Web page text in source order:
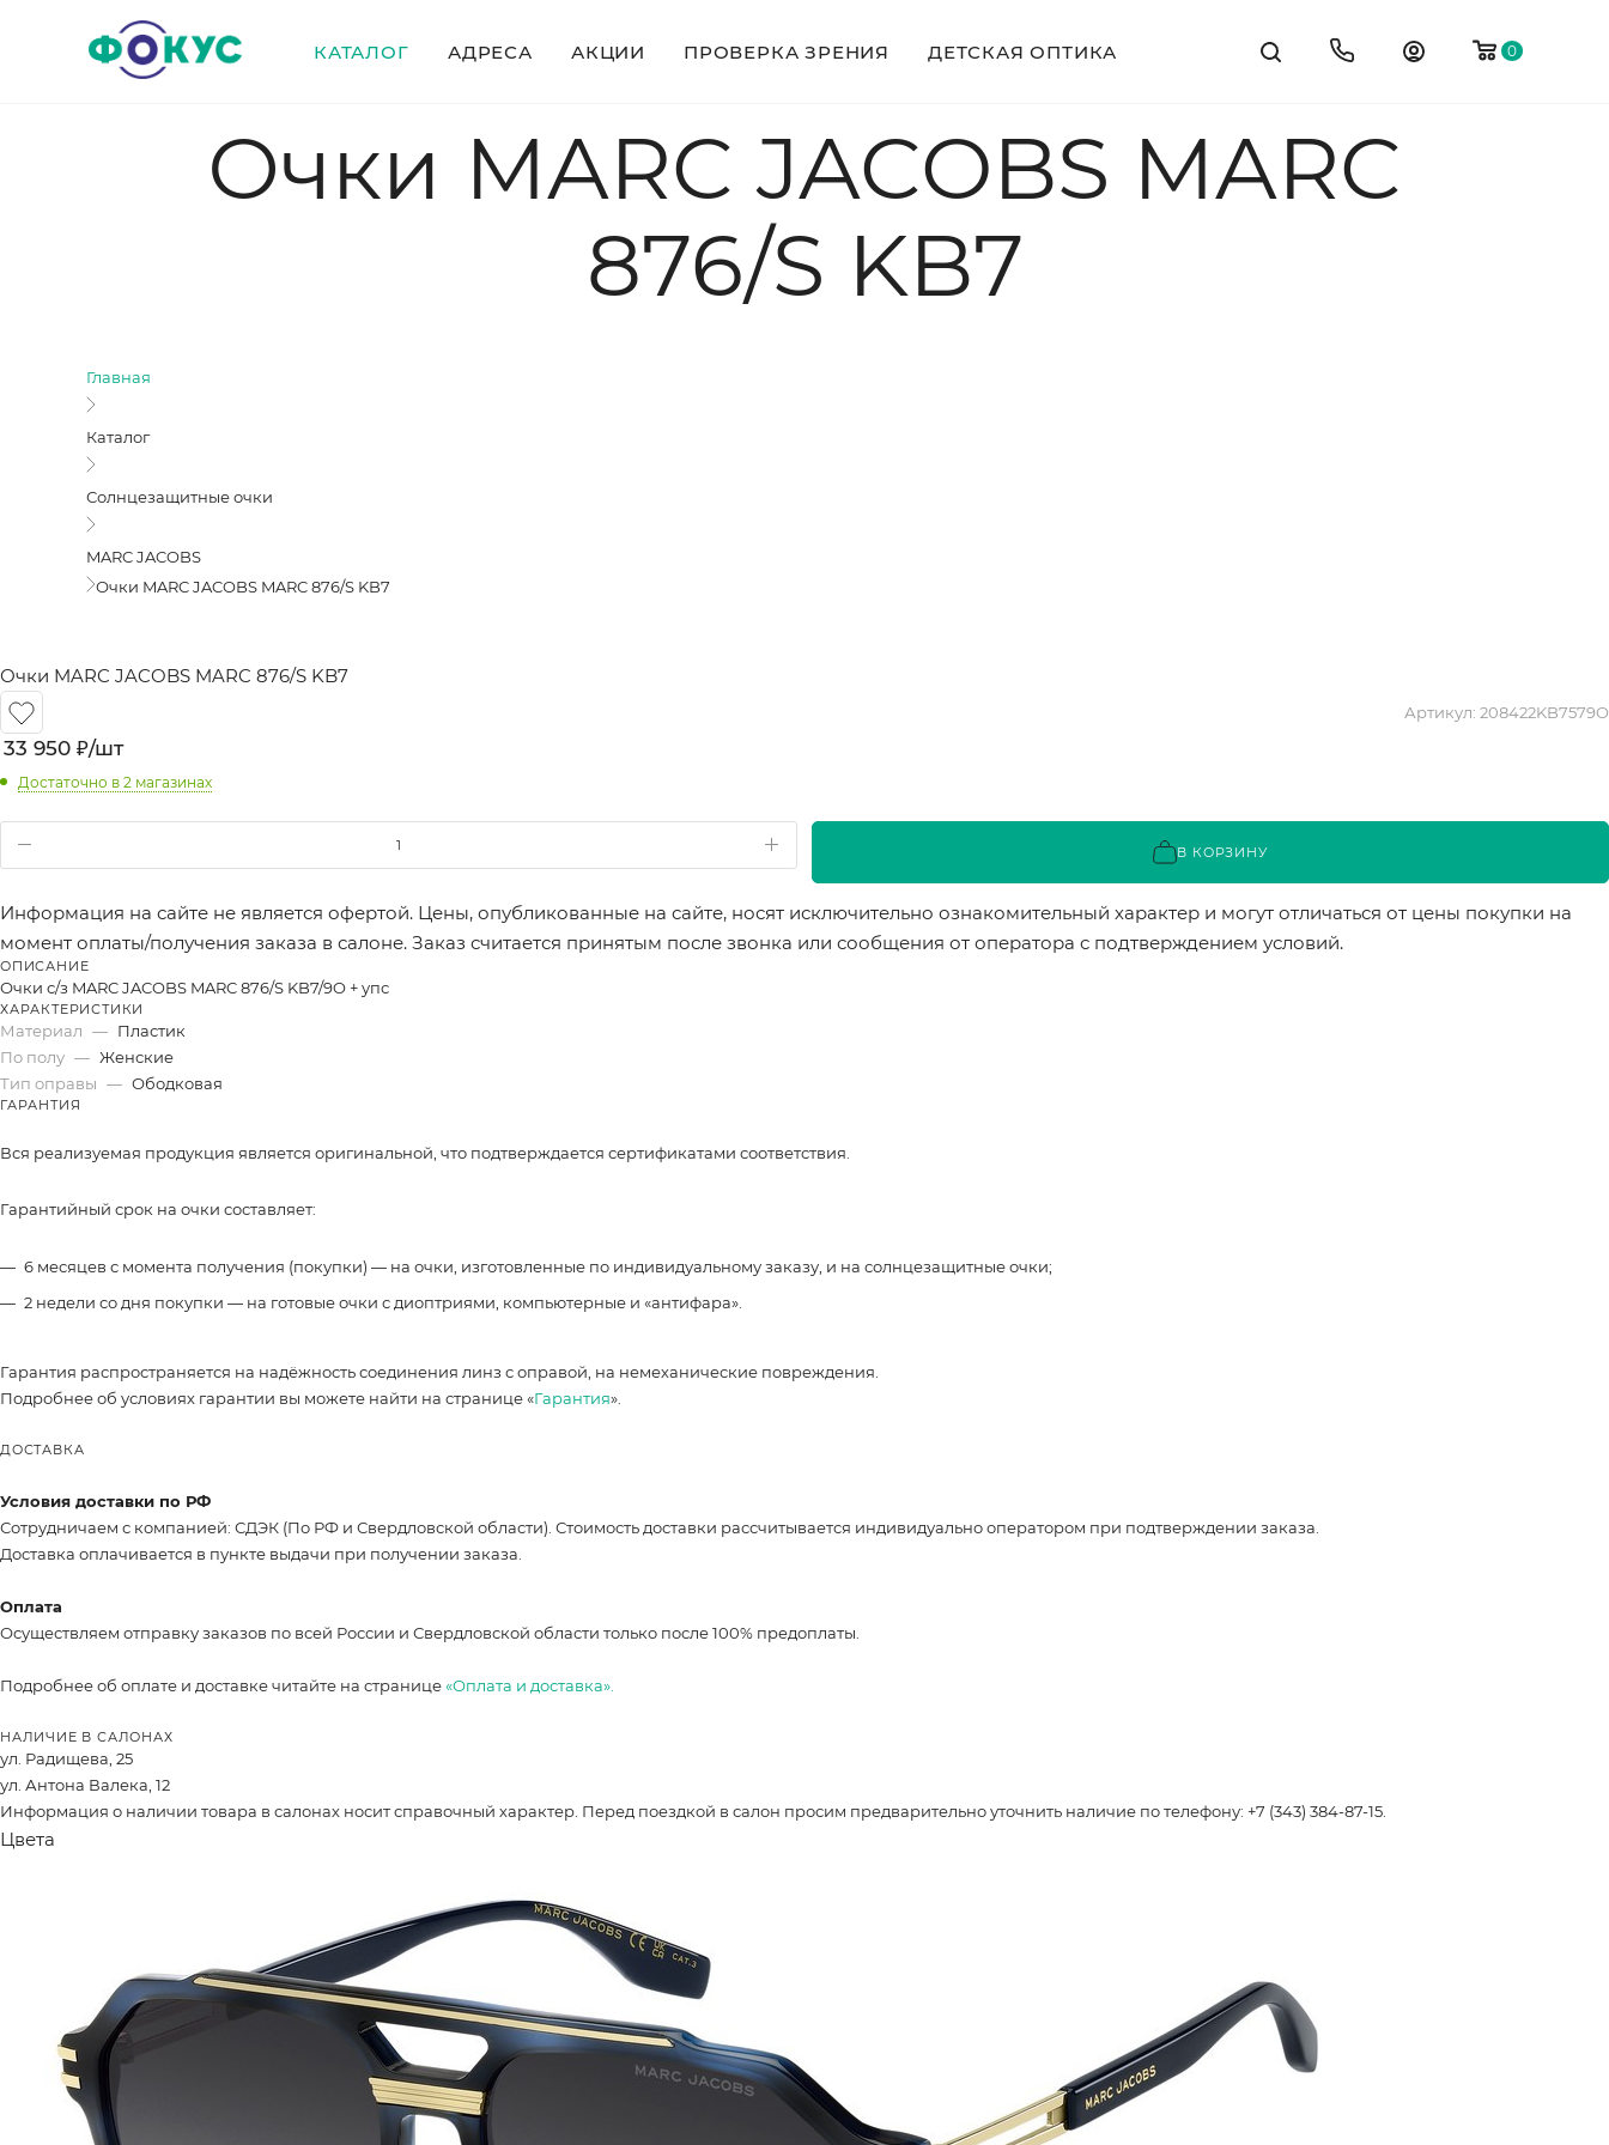
0
КАТАЛОГ АДРЕСА АКЦИИ ПРОВЕРКА ЗРЕНИЯ ДЕТСКАЯ ОПТИКА
Очки MARC JACOBS MARC
876/S KB7
Главная
Каталог
Солнцезащитные очки
MARC JACOBS
Очки MARC JACOBS MARC 876/S KB7
Очки MARC JACOBS MARC 876/S KB7
Артикул: 208422KB7579O
33 950 ₽/шт
Достаточно в 2 магазинах
В КОРЗИНУ
Информация на сайте не является офертой. Цены, опубликованные на сайте, носят исключительно ознакомительный характер и могут отличаться от цены покупки на
момент оплаты/получения заказа в салоне. Заказ считается принятым после звонка или сообщения от оператора с подтверждением условий.
ОПИСАНИЕ
Очки с/з MARC JACOBS MARC 876/S KB7/9O + упс
ХАРАКТЕРИСТИКИ
Материал — Пластик
По полу — Женские
Тип оправы — Ободковая
ГАРАНТИЯ
Вся реализуемая продукция является оригинальной, что подтверждается сертификатами соответствия.
Гарантийный срок на очки составляет:
6 месяцев с момента получения (покупки) — на очки, изготовленные по индивидуальному заказу, и на солнцезащитные очки;
2 недели со дня покупки — на готовые очки с диоптриями, компьютерные и «антифара».
Гарантия распространяется на надёжность соединения линз с оправой, на немеханические повреждения.
Подробнее об условиях гарантии вы можете найти на странице «Гарантия».
ДОСТАВКА
Условия доставки по РФ
Сотрудничаем с компанией: СДЭК (По РФ и Свердловской области). Стоимость доставки рассчитывается индивидуально оператором при подтверждении заказа.
Доставка оплачивается в пункте выдачи при получении заказа.
Оплата
Осуществляем отправку заказов по всей России и Свердловской области только после 100% предоплаты.
Подробнее об оплате и доставке читайте на странице«Оплата и доставка».
НАЛИЧИЕ В САЛОНАХ
ул. Радищева, 25
ул. Антона Валека, 12
Информация о наличии товара в салонах носит справочный характер. Перед поездкой в салон просим предварительно уточнить наличие по телефону: +7 (343) 384-87-15.
Цвета